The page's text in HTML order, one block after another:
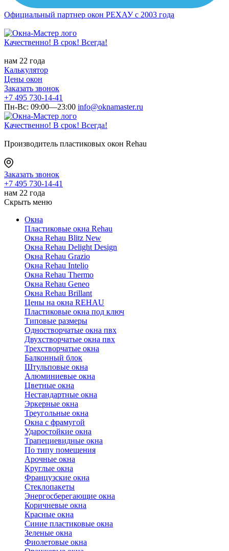
Официальный партнер окон РЕХАУ с 2003 года
Качественно! В срок! Всегда!
нам 22 года
Калькулятор
Цены окон
Заказать звонок
+7 495 730-14-41
Пн-Вс: 09:00—23:00 info@oknamaster.ru
Качественно! В срок! Всегда!
Производитель пластиковых окон Rehau
Заказать звонок
+7 495 730-14-41
нам 22 года
Скрыть меню
Окна
Пластиковые окна Rehau
Окна Rehau Blitz New
Окна Rehau Delight Design
Окна Rehau Grazio
Окна Rehau Intelio
Окна Rehau Thermo
Окна Rehau Geneo
Окна Rehau Brillant
Цены на окна REHAU
Пластиковые окна под ключ
Типовые размеры
Одностворчатые окна пвх
Двухстворчатые окна пвх
Трехстворчатые окна
Балконный блок
Штульповые окна
Алюминиевые окна
Цветные окна
Нестандартные окна
Эркерные окна
Треугольные окна
Окна с фрамугой
Ударостойкие окна
Трапециевидные окна
По типу помещения
Арочные окна
Круглые окна
Французские окна
Стеклопакеты
Энергосберегающие окна
Коричневые окна
Красные окна
Синие пластиковые окна
Зеленые окна
Фиолетовые окна